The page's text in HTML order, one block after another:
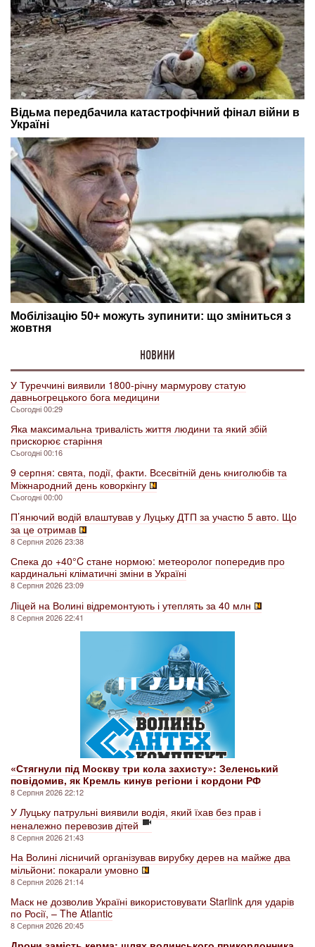
НОВИНИ
У Туреччині виявили 1800-річну мармурову статую
давньогрецького бога медицини
Сьогодні 00:29
Яка максимальна тривалість життя людини та який збій
прискорює старіння
Сьогодні 00:16
9 серпня: свята, події, факти. Всесвітній день книголюбів та
Міжнародний день коворкінгу
Сьогодні 00:00
П’янючий водій влаштував у Луцьку ДТП за участю 5 авто. Що
за це отримав
8 Серпня 2026 23:38
Спека до +40°C стане нормою: метеоролог попередив про
кардинальні кліматичні зміни в Україні
8 Серпня 2026 23:09
Ліцей на Волині відремонтують і утеплять за 40 млн
8 Серпня 2026 22:41
«Стягнули під Москву три кола захисту»: Зеленський
повідомив, як Кремль кинув регіони і кордони РФ
8 Серпня 2026 22:12
У Луцьку патрульні виявили водія, який їхав без прав і
неналежно перевозив дітей
8 Серпня 2026 21:43
На Волині лісничий організував вирубку дерев на майже два
мільйони: покарали умовно
8 Серпня 2026 21:14
Маск не дозволив Україні використовувати Starlink для ударів
по Росії, – The Atlantic
8 Серпня 2026 20:45